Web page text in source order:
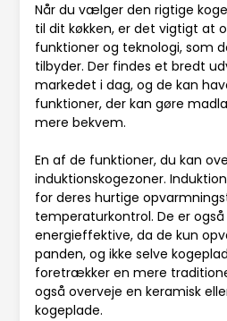
Når du vælger den rigtige
til dit køkken, er det vigtigt at
funktioner og teknologi, som
tilbyder. Der findes et bredt
markedet i dag, og de kan
funktioner, der kan gøre
mere bekvem.
En af de funktioner, du kan
induktionskogezoner.
for deres hurtige
temperaturkontrol. De er
energieffektive, da de kun
panden, og ikke selve
foretrækker en mere
også overveje en keramisk
kogeplade.